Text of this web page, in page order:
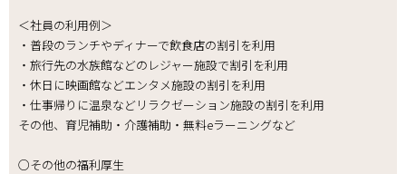
＜社員の利用例＞
・普段のランチやディナーで飲食店の割引を利用
・旅行先の水族館などのレジャー施設で割引を利用
・休日に映画館などエンタメ施設の割引を利用
・仕事帰りに温泉などリラクゼーション施設の割引を利用
その他、育児補助・介護補助・無料eラーニングなど
○その他の福利厚生